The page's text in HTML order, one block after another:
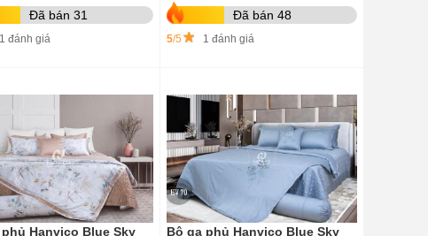
Đã bán 31
1 đánh giá
Đã bán 48
5/5 1 đánh giá
Hanvico Blue Sky
Bộ ga phủ Hanvico Blue Sky